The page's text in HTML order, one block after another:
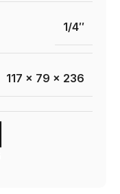
1/4″
117 x 79 x 236